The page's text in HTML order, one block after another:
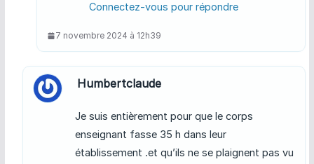
Connectez-vous pour répondre
7 novembre 2024 à 12h39
Humbertclaude
Je suis entièrement pour que le corps
enseignant fasse 35 h dans leur
établissement .et qu’ils ne se plaignent pas vu